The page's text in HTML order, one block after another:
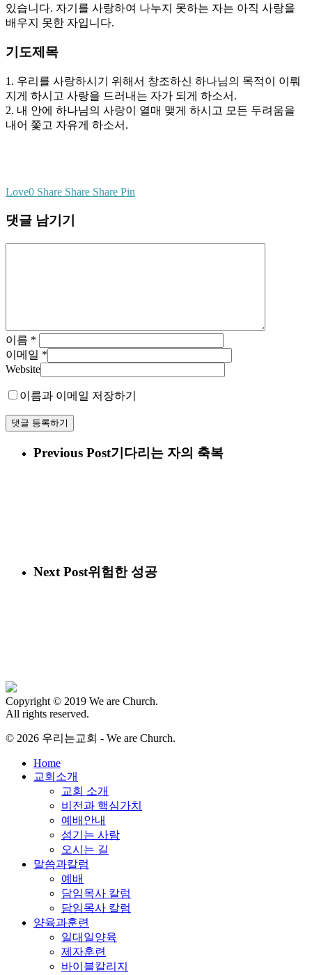
있습니다. 자기를 사랑하여 나누지 못하는 자는 아직 사랑을
배우지 못한 자입니다.
기도제목
1. 우리를 사랑하시기 위해서 창조하신 하나님의 목적이 이뤄
지게 하시고 사랑을 드러내는 자가 되게 하소서.
2. 내 안에 하나님의 사랑이 열매 맺게 하시고 모든 두려움을
내어 쫓고 자유게 하소서.
Love0 Share Share Share Pin
댓글 남기기
이름 *
이메일 *
Website
이름과 이메일 저장하기
Previous Post기다리는 자의 축복
Next Post위험한 성공
Copyright © 2019 We are Church.
All rights reserved.
© 2026 우리는교회 - We are Church.
Close
Menu
Home
교회소개
교회 소개
비전과 핵심가치
예배안내
섬기는 사람
오시는 길
말씀과칼럼
예배
담임목사 칼럼
담임목사 칼럼
양육과훈련
일대일양육
제자훈련
바이블칼리지